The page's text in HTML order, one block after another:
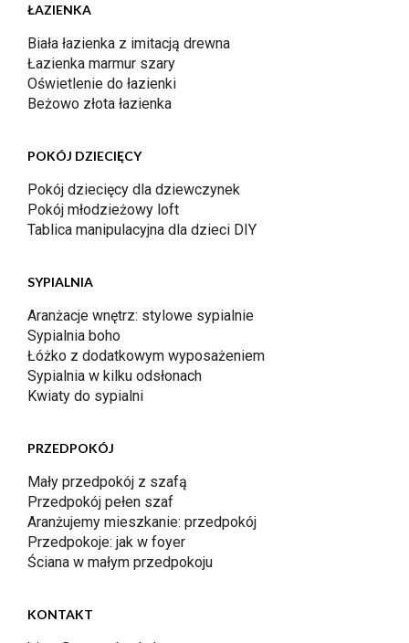
ŁAZIENKA
Biała łazienka z imitacją drewna
Łazienka marmur szary
Oświetlenie do łazienki
Beżowo złota łazienka
POKÓJ DZIECIĘCY
Pokój dziecięcy dla dziewczynek
Pokój młodzieżowy loft
Tablica manipulacyjna dla dzieci DIY
SYPIALNIA
Aranżacje wnętrz: stylowe sypialnie
Sypialnia boho
Łóżko z dodatkowym wyposażeniem
Sypialnia w kilku odsłonach
Kwiaty do sypialni
PRZEDPOKÓJ
Mały przedpokój z szafą
Przedpokój pełen szaf
Aranżujemy mieszkanie: przedpokój
Przedpokoje: jak w foyer
Ściana w małym przedpokoju
KONTAKT